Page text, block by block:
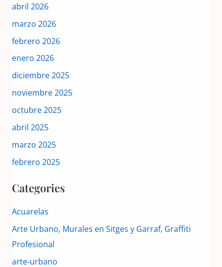
abril 2026
marzo 2026
febrero 2026
enero 2026
diciembre 2025
noviembre 2025
octubre 2025
abril 2025
marzo 2025
febrero 2025
Categories
Acuarelas
Arte Urbano, Murales en Sitges y Garraf, Graffiti
Profesional
arte-urbano